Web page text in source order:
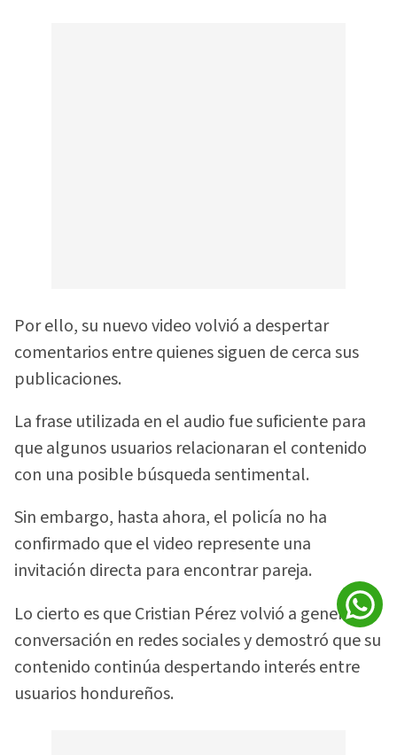
Por ello, su nuevo video volvió a despertar
comentarios entre quienes siguen de cerca sus
publicaciones.
La frase utilizada en el audio fue suficiente para
que algunos usuarios relacionaran el contenido
con una posible búsqueda sentimental.
Sin embargo, hasta ahora, el policía no ha
confirmado que el video represente una
invitación directa para encontrar pareja.
Lo cierto es que Cristian Pérez volvió a generar
conversación en redes sociales y demostró que su
contenido continúa despertando interés entre
usuarios hondureños.